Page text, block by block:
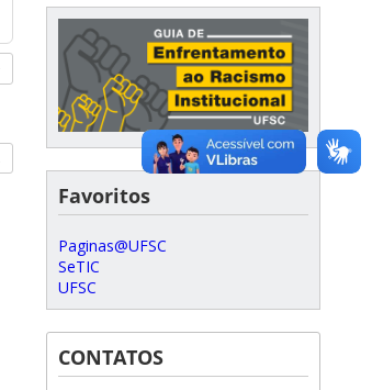
Favoritos
Paginas@UFSC
SeTIC
UFSC
CONTATOS